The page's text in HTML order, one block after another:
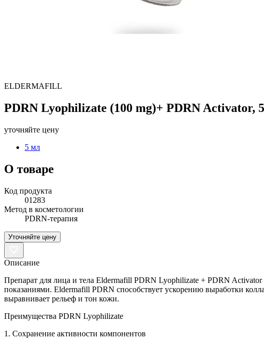
ELDERMAFILL
PDRN Lyophilizate (100 mg)+ PDRN
уточняйте цену
5 мл
О товаре
Код продукта
01283
Метод в косметологии
PDRN-терапия
Уточняйте цену
Описание
Препарат для лица и тела Eldermafill PDRN Lyophilizate + PDRN
показаниями. Eldermafill PDRN способствует ускорению выработки
выравнивает рельеф и тон кожи.
Преимущества PDRN Lyophilizate
1. Сохранение активности компонентов